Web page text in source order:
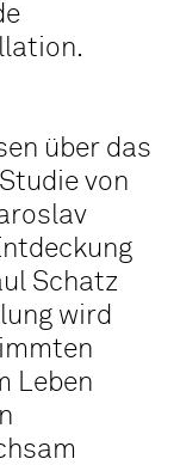
über das
von
Schatz
wird
Leben